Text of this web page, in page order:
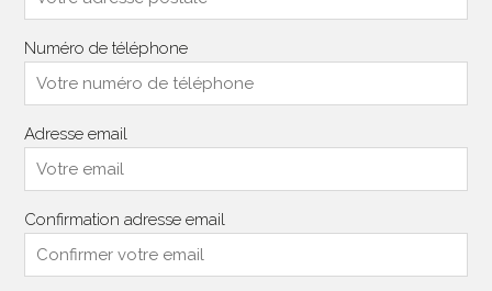
Numéro de téléphone
Adresse email
Confirmation adresse email